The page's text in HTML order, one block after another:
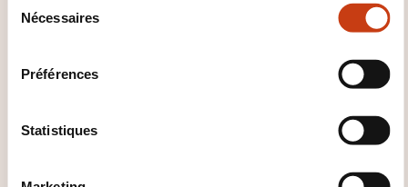
Nécessaires
Préférences
Statistiques
QUEL SUPPORT DE COURS EST
FOURNI ?